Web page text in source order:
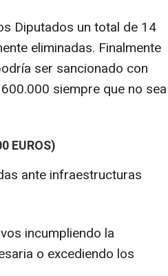
Diputados un total de 14
eliminadas. Finalmente
ser sancionado con
siempre que no sea
EUROS)
ante infraestructuras
incumpliendo la
o excediendo los